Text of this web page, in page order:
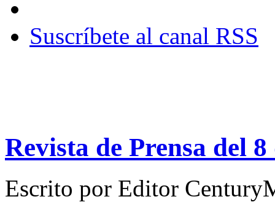
Suscríbete al canal RSS
Revista de Prensa del
Escrito por Editor